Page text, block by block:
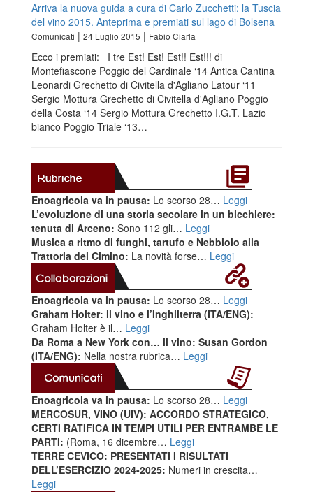
Arriva la nuova guida a cura di Carlo Zucchetti: la Tuscia
del vino 2015. Anteprima e premiati sul lago di Bolsena
Comunicati | 24 Luglio 2015 | Fabio Ciarla
Ecco i premiati: I tre Est! Est! Est!! Est!!! di
Montefiascone Poggio del Cardinale ‘14 Antica Cantina
Leonardi Grechetto di Civitella d'Agliano Latour ‘11
Sergio Mottura Grechetto di Civitella d'Agliano Poggio
della Costa ‘14 Sergio Mottura Grechetto I.G.T. Lazio
bianco Poggio Triale ‘13…
Enoagricola va in pausa: Lo scorso 28… Leggi
L’evoluzione di una storia secolare in un bicchiere:
tenuta di Arceno: Sono 112 gli… Leggi
Musica a ritmo di funghi, tartufo e Nebbiolo alla
Trattoria del Cimino: La novità forse… Leggi
Enoagricola va in pausa: Lo scorso 28… Leggi
Graham Holter: il vino e l’Inghilterra (ITA/ENG):
Graham Holter è il… Leggi
Da Roma a New York con… il vino: Susan Gordon
(ITA/ENG): Nella nostra rubrica… Leggi
Enoagricola va in pausa: Lo scorso 28… Leggi
MERCOSUR, VINO (UIV): ACCORDO STRATEGICO,
CERTI RATIFICA IN TEMPI UTILI PER ENTRAMBE LE
PARTI: (Roma, 16 dicembre… Leggi
TERRE CEVICO: PRESENTATI I RISULTATI
DELL’ESERCIZIO 2024-2025: Numeri in crescita…
Leggi